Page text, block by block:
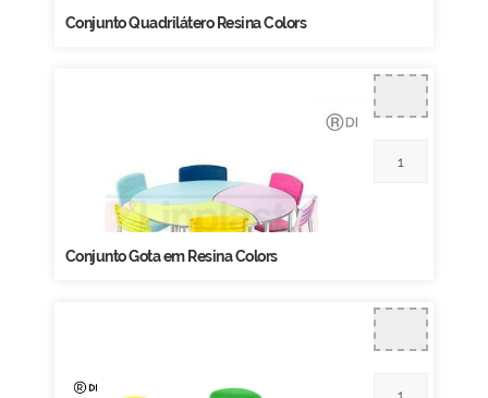
Conjunto Quadrilátero Resina Colors
Conjunto Gota em Resina Colors